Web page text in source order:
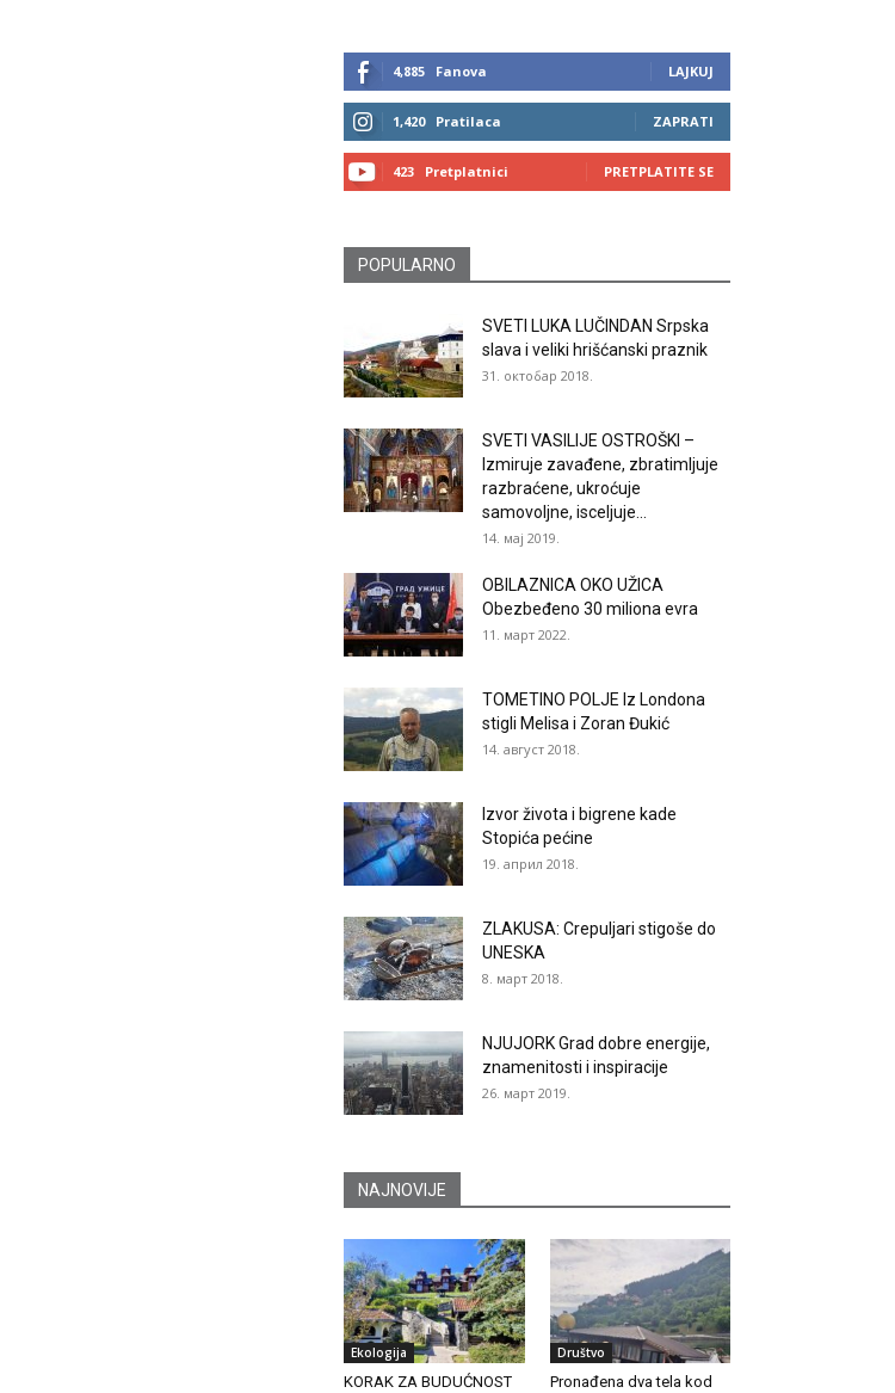
4,885 Fanova LAJKUJ
1,420 Pratilaca ZAPRATI
423 Pretplatnici PRETPLATITE SE
POPULARNO
SVETI LUKA LUČINDAN Srpska
slava i veliki hrišćanski praznik
31. октобар 2018.
SVETI VASILIJE OSTROŠKI –
Izmiruje zavađene, zbratimljuje
razbraćene, ukroćuje
samovoljne, isceljuje...
14. мај 2019.
OBILAZNICA OKO UŽICA
Obezbeđeno 30 miliona evra
11. март 2022.
TOMETINO POLJE Iz Londona
stigli Melisa i Zoran Đukić
14. август 2018.
Izvor života i bigrene kade
Stopića pećine
19. април 2018.
ZLAKUSA: Crepuljari stigoše do
UNESKA
8. март 2018.
NJUJORK Grad dobre energije,
znamenitosti i inspiracije
26. март 2019.
NAJNOVIJE
Ekologija
KORAK ZA BUDUĆNOST
Društvo
Pronađena dva tela kod